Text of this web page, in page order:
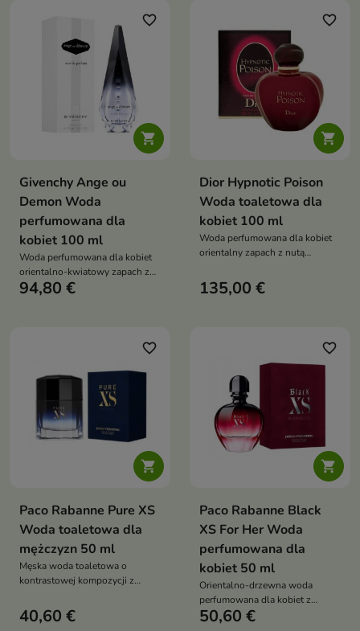

favorite_border
Givenchy Ange ou
Demon Woda
perfumowana dla
kobiet 100 ml
Woda perfumowana dla kobiet
orientalno-kwiatowy zapach z
nutą mandarynki, szafranu, lilii i
94,80 €

favorite_border
Dior Hypnotic Poison
Woda toaletowa dla
kobiet 100 ml
Woda perfumowana dla kobiet
orientalny zapach z nutą
zmysłowy, uwodzicielski i pełen
tajemnicy
135,00 €

favorite_border
Paco Rabanne Pure XS
Woda toaletowa dla
mężczyzn 50 ml
Męska woda toaletowa o
kontrastowej kompozycji z
akordami drzewnymi. Świeży,
orientalny zapach dla
40,60 €

favorite_border
Paco Rabanne Black
XS For Her Woda
perfumowana dla
kobiet 50 ml
Orientalno-drzewna woda
perfumowana dla kobiet z
nutami żurawiny, czarnej wanilii
50,60 €